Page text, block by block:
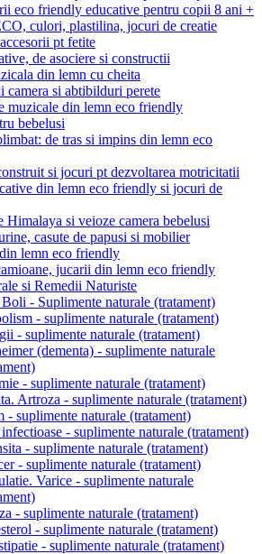
eco friendly educative pentru copii 8 ani +
culori, plastilina, jocuri de creatie
pt fetite
de asociere si constructii
din lemn cu cheita
camera si abtibilduri perete
muzicale din lemn eco friendly
bebelusi
de tras si impins din lemn eco
si jocuri pt dezvoltarea motricitatii
din lemn eco friendly si jocuri de
Himalaya si veioze camera bebelusi
casute de papusi si mobilier
lemn eco friendly
jucarii din lemn eco friendly
si Remedii Naturiste
- Suplimente naturale (tratament)
- suplimente naturale (tratament)
- suplimente naturale (tratament)
(dementa) - suplimente naturale
- suplimente naturale (tratament)
Artroza - suplimente naturale (tratament)
- suplimente naturale (tratament)
- suplimente naturale (tratament)
- suplimente naturale (tratament)
- suplimente naturale (tratament)
Varice - suplimente naturale
- suplimente naturale (tratament)
- suplimente naturale (tratament)
- suplimente naturale (tratament)